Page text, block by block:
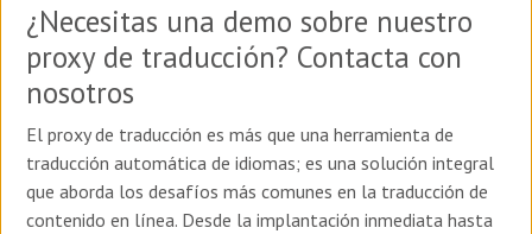
¿Necesitas una demo sobre nuestro
proxy de traducción? Contacta con
nosotros
El proxy de traducción es más que una herramienta de
traducción automática de idiomas; es una solución integral
que aborda los desafíos más comunes en la traducción de
contenido en línea. Desde la implantación inmediata hasta